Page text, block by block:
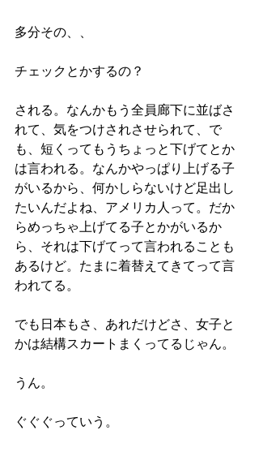
多分その、、
チェックとかするの？
される。なんかもう全員廊下に並ばさ
れて、気をつけされさせられて、で
も、短くってもうちょっと下げてとか
は言われる。なんかやっぱり上げる子
がいるから、何かしらないけど足出し
たいんだよね、アメリカ人って。だか
らめっちゃ上げてる子とかがいるか
ら、それは下げてって言われることも
あるけど。たまに着替えてきてって言
われてる。
でも日本もさ、あれだけどさ、女子と
かは結構スカートまくってるじゃん。
うん。
ぐぐぐっていう。